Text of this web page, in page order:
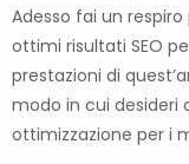
Adesso fai un
ottimi risultati SEO
prestazioni di
modo in cui desideri
ottimizzazione per i